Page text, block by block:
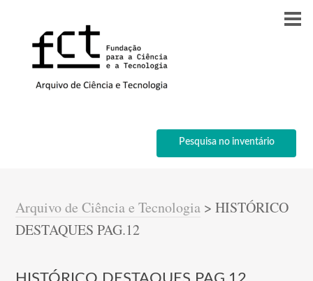
Pesquisa no inventário
Arquivo de Ciência e Tecnologia >HISTÓRICO
DESTAQUES PAG.12